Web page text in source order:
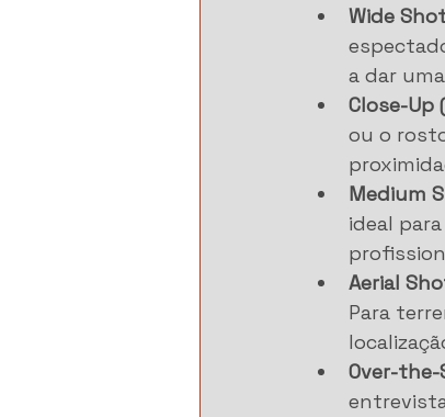
Wide
a dar
Close-Up
ou o
Medium
ideal
Aerial
Para
Over-the-